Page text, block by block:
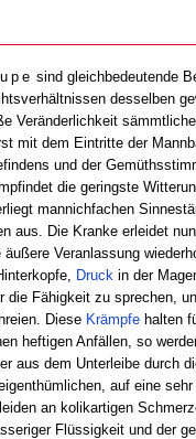
sind gleichbedeutende
desselben
Veränderlichkeit
mit dem Eintritte der
und der
die geringste
mannichfachen
aus. Die Kranke erleidet
Veranlassung
Druck in der
Fähigkeit zu sprechen,
Diese Krämpfehalten
heftigen Anfällen, so
aus dem Unterleibe durch
auf eine
an kolikartigen
Flüssigkeit und der